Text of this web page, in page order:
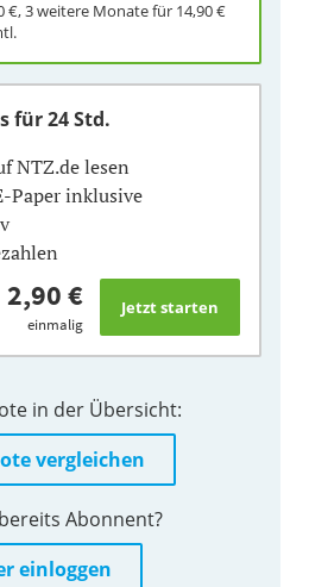
€, 3 weitere Monate für 14,90 €
für 24 Std.
NTZ.de lesen
Paper inklusive
2,90 €
einmalig
in der Übersicht:
vergleichen
Abonnent?
einloggen